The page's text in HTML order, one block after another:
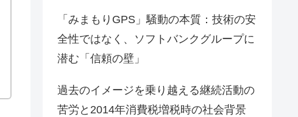
「みまもりGPS」騒動の本質：技術の安
全性ではなく、ソフトバンクグループに
潜む「信頼の壁」
過去のイメージを乗り越える継続活動の
苦労と2014年消費税増税時の社会背景